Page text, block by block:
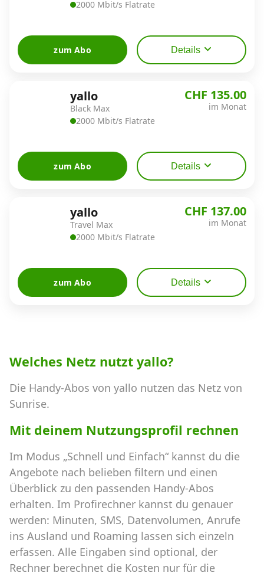
2000 Mbit/s Flatrate
zum Abo Details
yallo
Black Max
2000 Mbit/s Flatrate
CHF 135.00
im Monat
zum Abo Details
yallo
Travel Max
2000 Mbit/s Flatrate
CHF 137.00
im Monat
zum Abo Details
Welches Netz nutzt yallo?
Die Handy-Abos von yallo nutzen das Netz von
Sunrise.
Mit deinem Nutzungsprofil rechnen
Im Modus „Schnell und Einfach“ kannst du die
Angebote nach belieben filtern und einen
Überblick zu den passenden Handy-Abos
erhalten. Im Profirechner kannst du genauer
werden: Minuten, SMS, Datenvolumen, Anrufe
ins Ausland und Roaming lassen sich einzeln
erfassen. Alle Eingaben sind optional, der
Rechner berechnet die Kosten nur für die